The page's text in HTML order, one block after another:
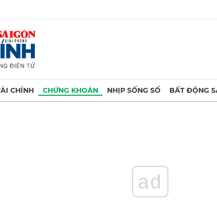
TÀI CHÍNH CHỨNG KHOÁN NHỊP SỐNG SỐ BẤT ĐỘNG
ad